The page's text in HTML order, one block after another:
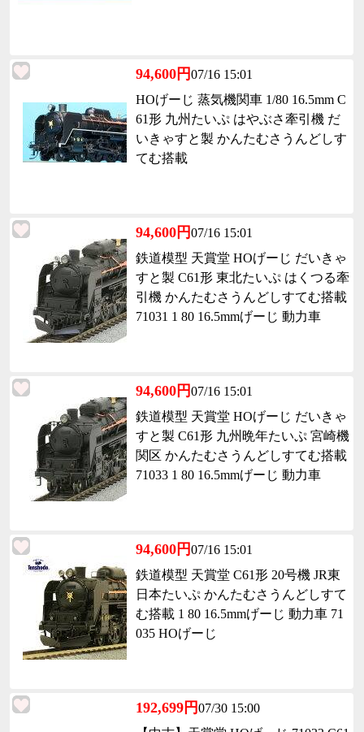
94,600円07/16 15:01
HOげーじ 蒸気機関車 1/80 16.5mm C
61形 九州たいぷ はやぶさ牽引機 だ
いきゃすと製 かんたむさうんどしす
てむ搭載
94,600円07/16 15:01
鉄道模型 天賞堂 HOげーじ だいきゃ
すと製 C61形 東北たいぷ はくつる牽
引機 かんたむさうんどしすてむ搭載
71031 1 80 16.5mmげーじ 動力車
94,600円07/16 15:01
鉄道模型 天賞堂 HOげーじ だいきゃ
すと製 C61形 九州晩年たいぷ 宮崎機
関区 かんたむさうんどしすてむ搭載
71033 1 80 16.5mmげーじ 動力車
94,600円07/16 15:01
鉄道模型 天賞堂 C61形 20号機 JR東
日本たいぷ かんたむさうんどしすて
む搭載 1 80 16.5mmげーじ 動力車 71
035 HOげーじ
192,699円07/30 15:00